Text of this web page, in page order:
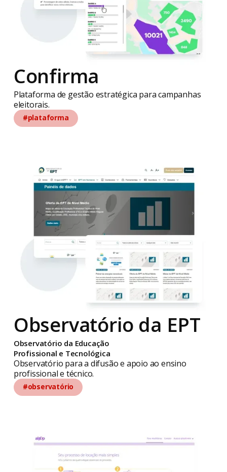
Confirma
Plataforma de gestão estratégica para campanhas
eleitorais.
#plataforma
Observatório da EPT
Observatório da Educação
Profissional e Tecnológica
Observatório para a difusão e apoio ao ensino
profissional e técnico.
#observatório